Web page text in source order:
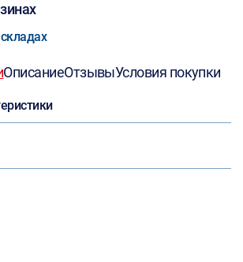
ОписаниеОтзывыУсловия покупки